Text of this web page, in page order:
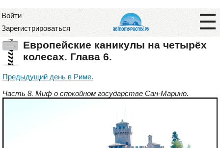
Войти
Зарегистрироваться
—
Европейские каникулы на четырёх
колесах. Глава 6.
Предыдущий день в Риме.
Часть 8. Миф о спокойном государстве Сан-Марино.